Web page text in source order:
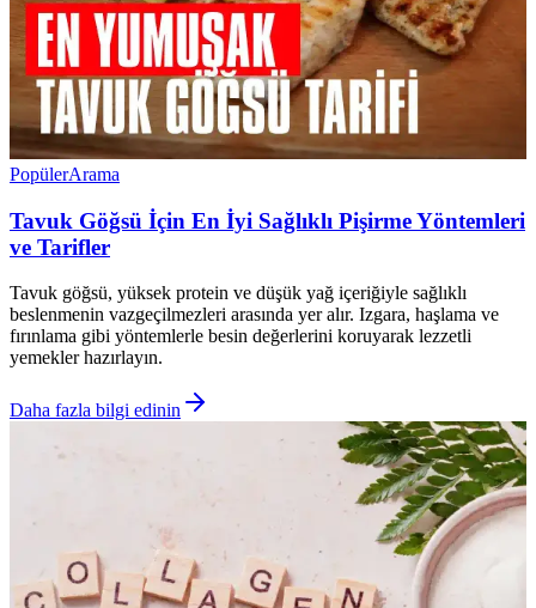
PopülerArama
Tavuk Göğsü İçin En İyi Sağlıklı Pişirme Yöntemleri
ve Tarifler
Tavuk göğsü, yüksek protein ve düşük yağ içeriğiyle sağlıklı
beslenmenin vazgeçilmezleri arasında yer alır. Izgara, haşlama ve
fırınlama gibi yöntemlerle besin değerlerini koruyarak lezzetli
yemekler hazırlayın.
Daha fazla bilgi edinin